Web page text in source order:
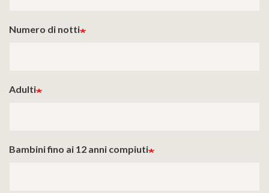
Numero di notti
Adulti
Bambini fino ai 12 anni compiuti